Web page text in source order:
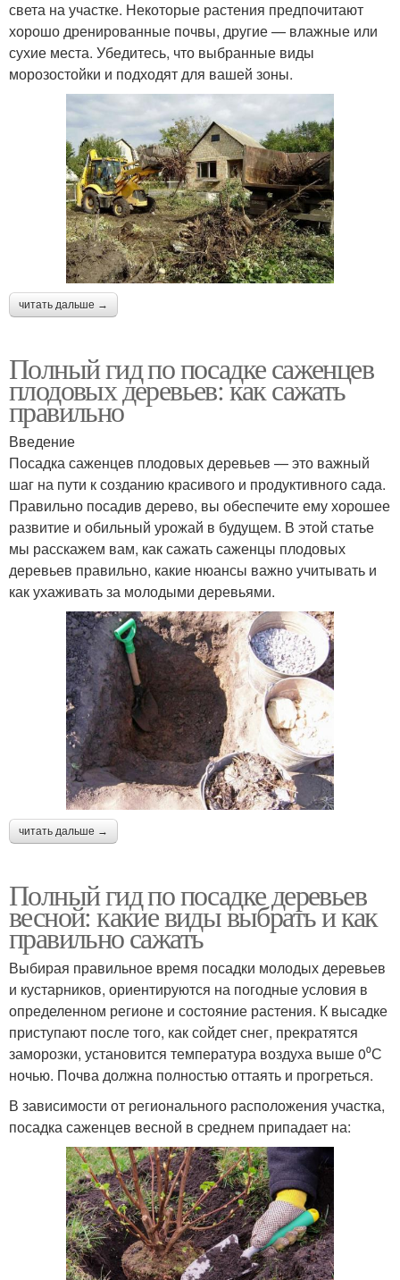
света на участке. Некоторые растения предпочитают
хорошо дренированные почвы, другие — влажные или
сухие места. Убедитесь, что выбранные виды
морозостойки и подходят для вашей зоны.
читать дальше →
Полный гид по посадке саженцев
плодовых деревьев: как сажать
правильно
Введение
Посадка саженцев плодовых деревьев — это важный
шаг на пути к созданию красивого и продуктивного сада.
Правильно посадив дерево, вы обеспечите ему хорошее
развитие и обильный урожай в будущем. В этой статье
мы расскажем вам, как сажать саженцы плодовых
деревьев правильно, какие нюансы важно учитывать и
как ухаживать за молодыми деревьями.
читать дальше →
Полный гид по посадке деревьев
весной: какие виды выбрать и как
правильно сажать
Выбирая правильное время посадки молодых деревьев
и кустарников, ориентируются на погодные условия в
определенном регионе и состояние растения. К высадке
приступают после того, как сойдет снег, прекратятся
заморозки, установится температура воздуха выше 0⁰С
ночью. Почва должна полностью оттаять и прогреться.
В зависимости от регионального расположения участка,
посадка саженцев весной в среднем припадает на: